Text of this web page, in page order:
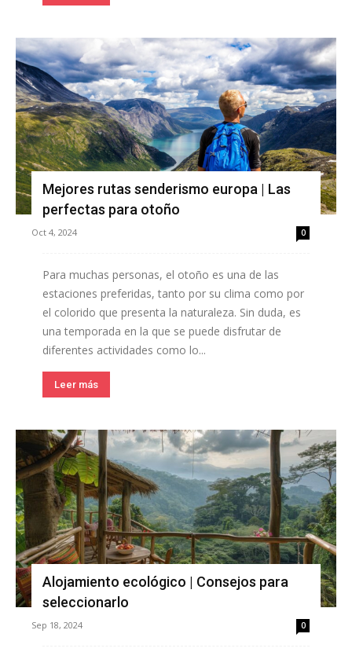
Mejores rutas senderismo europa | Las
perfectas para otoño
Oct 4, 2024 0
Para muchas personas, el otoño es una de las
estaciones preferidas, tanto por su clima como por
el colorido que presenta la naturaleza. Sin duda, es
una temporada en la que se puede disfrutar de
diferentes actividades como lo...
Leer más
Alojamiento ecológico | Consejos para
seleccionarlo
Sep 18, 2024 0